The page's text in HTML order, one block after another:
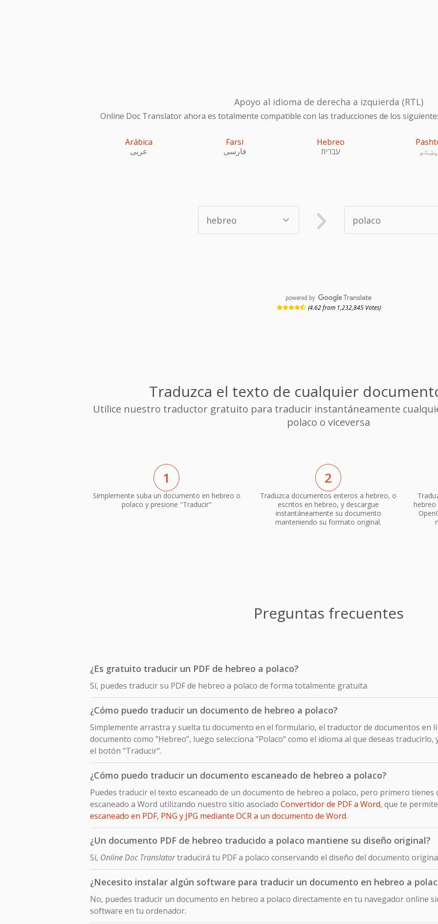
Apoyo al idioma de derecha a izquierda (RTL)
Online Doc Translator ahora es totalmente compatible con las traducciones de los
Arábica
عربى
Farsi
فارسی
Hebreo
עִברִית
پښتو
powered by
(4.62 from 1,232,845 Votes)
Traduzca el texto de cualquier
Utilice nuestro traductor gratuito para traducir instantáneamente
polaco o viceversa
1
Simplemente suba un documento en hebreo o
polaco y presione "Traducir"
2
Traduzca documentos enteros a hebreo, o
escritos en hebreo, y descargue
instantáneamente su documento
manteniendo su formato original.
hebreo
Preguntas frecuentes
¿Es gratuito traducir un PDF de hebreo a polaco?
Sí, puedes traducir su PDF de hebreo a polaco de forma totalmente gratuita.
¿Cómo puedo traducir un documento de hebreo a polaco?
Simplemente arrastra y suelta tu documento en el formulario, el traductor de documentos en
documento como "Hebreo", luego selecciona "Polaco" como el idioma al que deseas traducirlo,
el botón "Traducir".
¿Cómo puedo traducir un documento escaneado de hebreo a polaco?
Puedes traducir el texto escaneado de un documento de hebreo a polaco, pero primero
escaneado a Word utilizando nuestro sitio asociado Convertidor de PDF a Word, que te
escaneado en PDF, PNG y JPG mediante OCR a un documento de Word.
¿Un documento PDF de hebreo traducido a polaco mantiene su diseño original?
Sí, Online Doc Translatortraducirá tu PDF a polaco conservando el diseño del documento
¿Necesito instalar algún software para traducir un documento en hebreo a
No, puedes traducir un documento en hebreo a polaco directamente en tu navegador online
software en tu ordenador.